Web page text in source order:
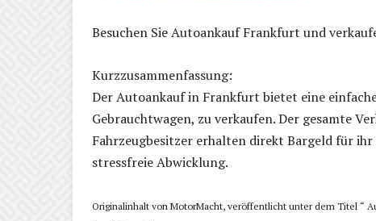
Besuchen Sie Autoankauf Frankfurt und
Kurzzusammenfassung:
Der Autoankauf in Frankfurt bietet eine
Gebrauchtwagen, zu verkaufen. Der gesamte
Fahrzeugbesitzer erhalten direkt Bargeld für
stressfreie Abwicklung.
Originalinhalt von MotorMacht, veröffentlicht unter dem Titel “